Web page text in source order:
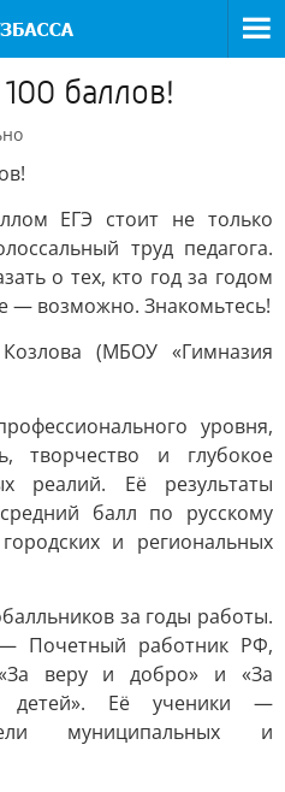
баллов!
ЕГЭ стоит не только
труд педагога.
о тех, кто год за годом
— возможно. Знакомьтесь!
(МБОУ «Гимназия
уровня,
творчество и глубокое
реалий. Её результаты
балл по русскому
и региональных
за годы работы.
Почетный работник РФ,
веру и добро» и «За
детей». Её ученики —
муниципальных и